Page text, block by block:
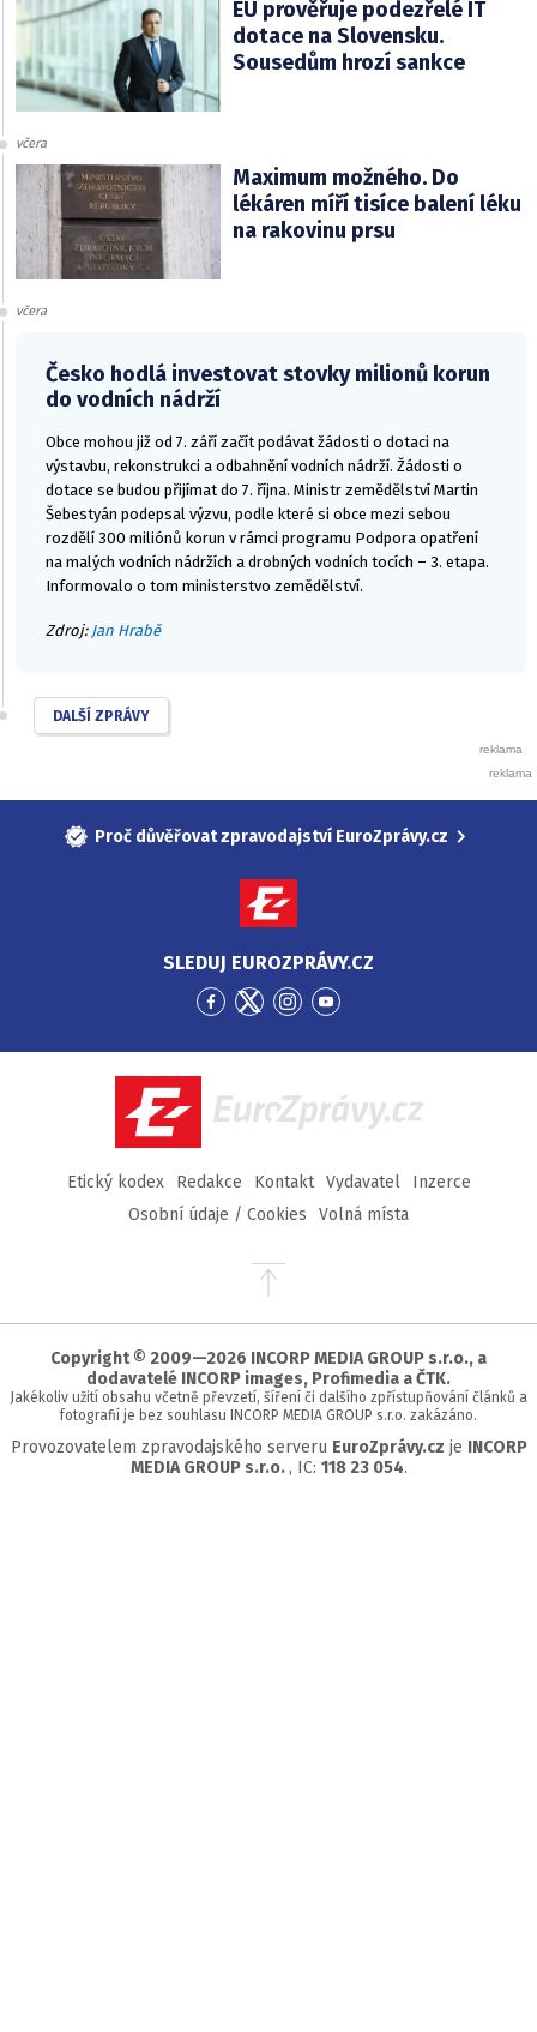
EU prověřuje podezřelé IT
dotace na Slovensku.
Sousedům hrozí sankce
včera
Maximum možného. Do
lékáren míří tisíce balení léku
na rakovinu prsu
včera
Česko hodlá investovat stovky milionů korun
do vodních nádrží
Obce mohou již od 7. září začít podávat žádosti o dotaci na
výstavbu, rekonstrukci a odbahnění vodních nádrží. Žádosti o
dotace se budou přijímat do 7. října. Ministr zemědělství Martin
Šebestyán podepsal výzvu, podle které si obce mezi sebou
rozdělí 300 miliónů korun v rámci programu Podpora opatření
na malých vodních nádržích a drobných vodních tocích – 3. etapa.
Informovalo o tom ministerstvo zemědělství.
Zdroj: Jan Hrabě
DALŠÍ ZPRÁVY
Proč důvěřovat zpravodajství EuroZprávy.cz
SLEDUJ EUROZPRÁVY.CZ
Přejít
Facebook
Přejít
Twitter
Přejít
Instagram
Přejít
YouTube
EuroZprávy.cz
Etický kodex Redakce Kontakt Vydavatel
Inzerce
Osobní údaje / Cookies
Volná místa
Přejít
stránky
Copyright © 2009—2026 INCORP MEDIA GROUP s.r.o., a
dodavatelé INCORP images, Profimedia a ČTK.
Jakékoliv užití obsahu včetně převzetí, šíření či dalšího zpřístupňování článků a
fotografií je bez souhlasu INCORP MEDIA GROUP s.r.o. zakázáno.
Provozovatelem zpravodajského serveru EuroZprávy.cz je INCORP
MEDIA GROUP s.r.o. , IC: 118 23 054.